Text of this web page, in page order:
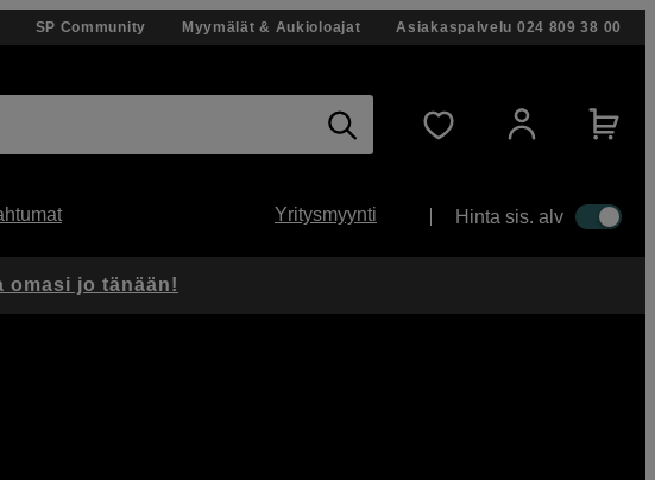
SP Community Myymälät & Aukioloajat Asiakaspalvelu 024 809 38 00
Yritysmyynti Hinta sis. alv
omasi jo tänään!